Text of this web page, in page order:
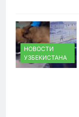
НОВОСТИ
УЗБЕКИСТАНА